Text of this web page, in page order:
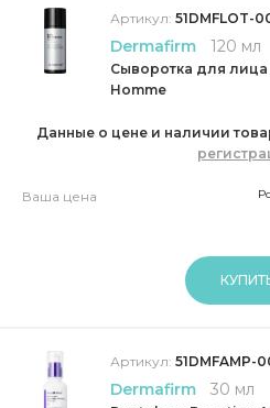
Артикул: 51DMFLOT-
Dermafirm 120 мл
Сыворотка для
Homme
Данные о цене и наличии
Ваша цена
Артикул: 51DMFAMP-
Dermafirm 30 мл